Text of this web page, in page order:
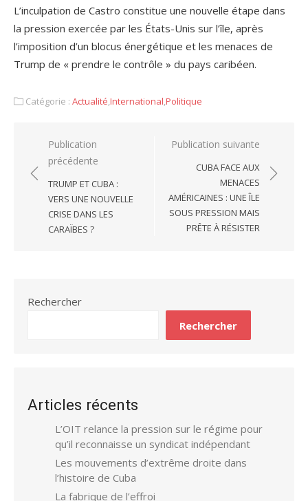
L’inculpation de Castro constitue une nouvelle étape dans
la pression exercée par les États-Unis sur l’île, après
l’imposition d’un blocus énergétique et les menaces de
Trump de « prendre le contrôle » du pays caribéen.
Catégorie : Actualité,International,Politique
Navigation
de
l’article
Publication
précédente
TRUMP ET CUBA :
VERS UNE NOUVELLE
CRISE DANS LES
CARAÏBES ?
Publication suivante
CUBA FACE AUX
MENACES
AMÉRICAINES : UNE ÎLE
SOUS PRESSION MAIS
PRÊTE À RÉSISTER
Rechercher
Rechercher
Articles récents
L’OIT relance la pression sur le régime pour
qu’il reconnaisse un syndicat indépendant
Les mouvements d’extrême droite dans
l’histoire de Cuba
La fabrique de l’effroi